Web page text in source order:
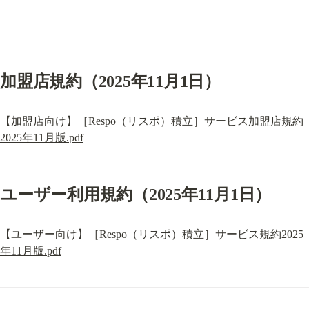
加盟店規約（2025年11月1日）
【加盟店向け】［Respo（リスポ）積立］サービス加盟店規約
2025年11月版.pdf
ユーザー利用規約（2025年11月1日）
【ユーザー向け】［Respo（リスポ）積立］サービス規約2025
年11月版.pdf